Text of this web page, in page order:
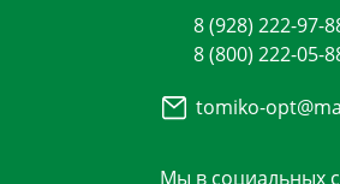
Мы в социальных
8 (928) 222-97-
8 (800) 222-05-
tomiko-